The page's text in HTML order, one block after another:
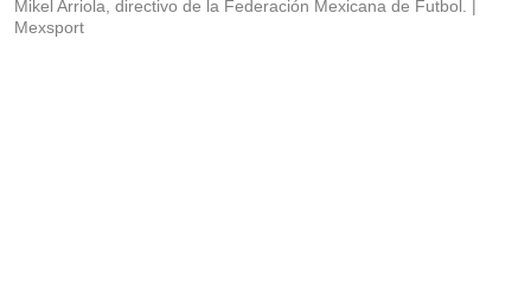
Mikel Arriola, directivo de la Federación Mexicana de Futbol.
Mexsport